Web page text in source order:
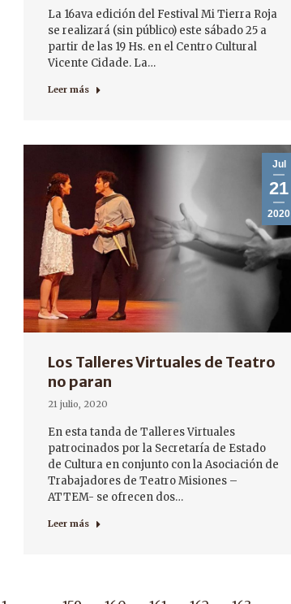
La 16ava edición del Festival Mi Tierra Roja
se realizará (sin público) este sábado 25 a
partir de las 19 Hs. en el Centro Cultural
Vicente Cidade. La…
Leer más
Jul
21
2020
Los Talleres Virtuales de Teatro
no paran
21 julio, 2020
En esta tanda de Talleres Virtuales
patrocinados por la Secretaría de Estado
de Cultura en conjunto con la Asociación de
Trabajadores de Teatro Misiones –
ATTEM- se ofrecen dos…
Leer más